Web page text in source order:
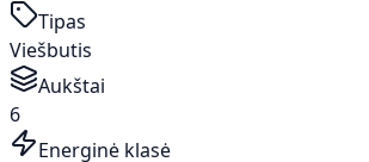
Tipas
Viešbutis
Aukštai
6
Energinė klasė